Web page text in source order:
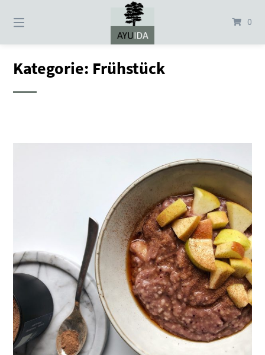
zum
Inhalt
0
Kategorie: Frühstück